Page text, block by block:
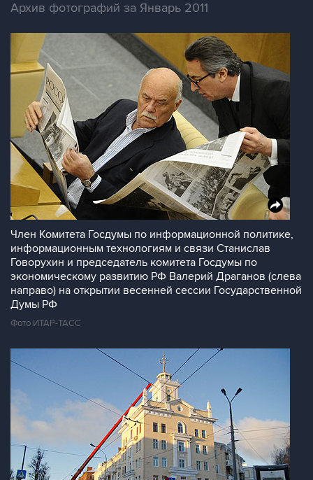
Архив фотографий за Январь 2011
Член Комитета Госдумы по информационной политике,
информационным технологиям и связи Станислав
Говорухин и председатель комитета Госдумы по
экономическому развитию РФ Валерий Драганов (слева
направо) на открытии весенней сессии Государственной
Думы РФ
Фото ИТАР-ТАСС